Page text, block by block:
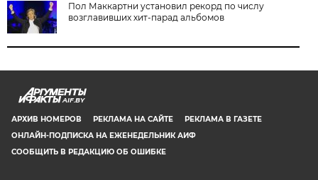
Пол Маккартни установил рекорд по числу
возглавивших хит-парад альбомов
AIF.BY
АРХИВ НОМЕРОВ РЕКЛАМА НА САЙТЕ
РЕКЛАМА В ГАЗЕТЕ
ОНЛАЙН-ПОДПИСКА НА ЕЖЕНЕДЕЛЬНИК АИФ
СООБЩИТЬ В РЕДАКЦИЮ ОБ ОШИБКЕ